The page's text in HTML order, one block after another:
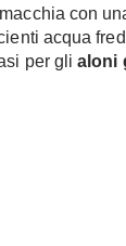
con
acqua
per glialoni